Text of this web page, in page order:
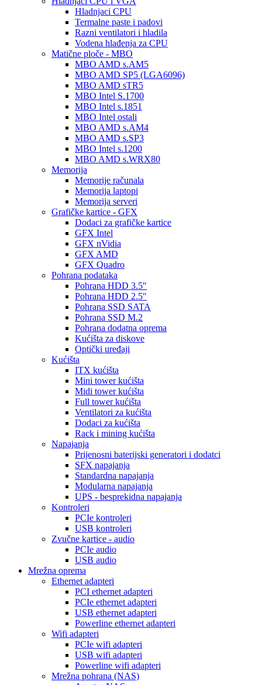
Hladnjaci CPU
Termalne paste i padovi
Razni ventilatori i hladila
Vodena hlađenja za CPU
Matične ploče - MBO
MBO AMD s.AM5
MBO AMD SP5 (LGA6096)
MBO AMD sTR5
MBO Intel S.1700
MBO Intel s.1851
MBO Intel ostali
MBO AMD s.AM4
MBO AMD s.SP3
MBO Intel s.1200
MBO AMD s.WRX80
Memorija
Memorije računala
Memorija laptopi
Memorija serveri
Grafičke kartice - GFX
Dodaci za grafičke kartice
GFX Intel
GFX nVidia
GFX AMD
GFX Quadro
Pohrana podataka
Pohrana HDD 3.5"
Pohrana HDD 2.5"
Pohrana SSD SATA
Pohrana SSD M.2
Pohrana dodatna oprema
Kućišta za diskove
Optički uređaji
Kućišta
ITX kućišta
Mini tower kućišta
Midi tower kućišta
Full tower kućišta
Ventilatori za kućišta
Dodaci za kućišta
Rack i mining kućišta
Napajanja
Prijenosni baterijski generatori i dodatci
SFX napajanja
Standardna napajanja
Modularna napajanja
UPS - besprekidna napajanja
Kontroleri
PCIe kontroleri
USB kontroleri
Zvučne kartice - audio
PCIe audio
USB audio
Mrežna oprema
Ethernet adapteri
PCI ethernet adapteri
PCIe ethernet adapteri
USB ethernet adapteri
Powerline ethernet adapteri
Wifi adapteri
PCIe wifi adapteri
USB wifi adapteri
Powerline wifi adapteri
Mrežna pohrana (NAS)